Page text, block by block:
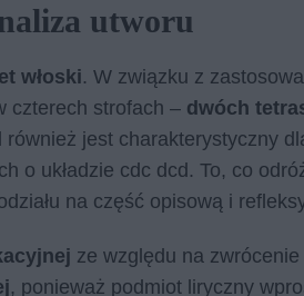
utworu
włoski. W związku z
czterech strofach – dwóch
również jest charakterystyczny
o układzie cdc dcd. To, co
na część opisową i
ze względu na
, ponieważ podmiot liryczny